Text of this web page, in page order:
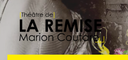
Aller
au